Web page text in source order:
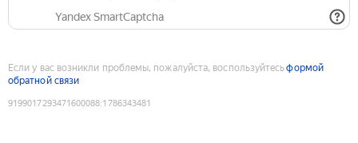
Yandex SmartCaptcha
Если у вас возникли проблемы, пожалуйста, воспользуйтесьформой
обратной связи
9199017293471600088:1786343481